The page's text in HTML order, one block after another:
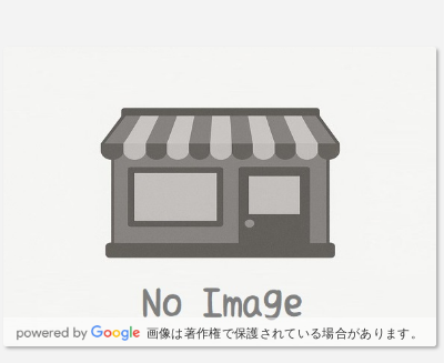
画像は著作権で保護されている場合があります。